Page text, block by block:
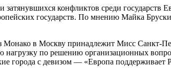
затянувшихся конфликтов среди
государств. По мнению Майка
Монако в Москву принадлежит Мисс
нагрузку по решению организационных
города с девизом — «Европа поддерживает